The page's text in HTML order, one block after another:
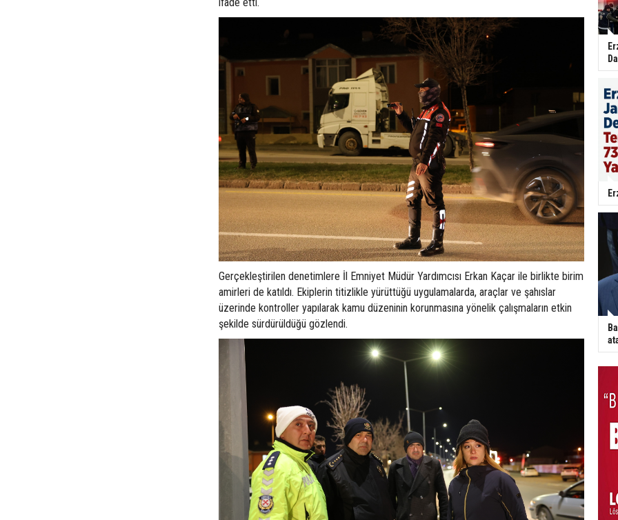
Gerçekleştirilen denetimlere İl Emniyet Müdür Yardımcısı Erkan Kaçar ile birlikte birim
amirleri de katıldı. Ekiplerin titizlikle yürüttüğü uygulamalarda, araçlar ve şahıslar
üzerinde kontroller yapılarak kamu düzeninin korunmasına yönelik çalışmaların etkin
şekilde sürdürüldüğü gözlendi.